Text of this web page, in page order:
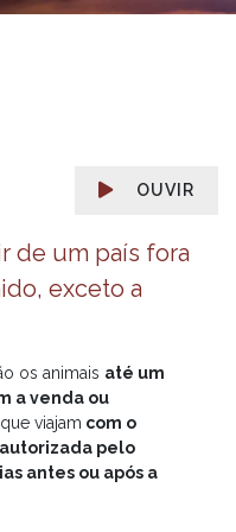
OUVIR
de um país fora
exceto a
os animais até um
a venda ou
viajam com o
pelo
antes ou após a